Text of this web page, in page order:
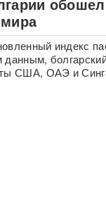
индекс
США, ОАЭ и